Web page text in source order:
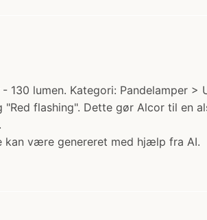
130 lumen. Kategori: Pandelamper
"Red flashing". Dette gør Alcor til
kan være genereret med hjælp fra AI.